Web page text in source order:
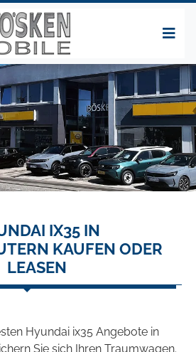
IX35 IN
KAUFEN ODER
LEASEN
Hyundai ix35 Angebote in
Sie sich Ihren Traumwagen.